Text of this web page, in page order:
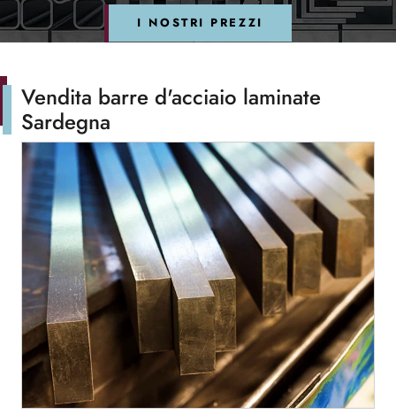
I NOSTRI PREZZI
Vendita barre d'acciaio laminate
Sardegna